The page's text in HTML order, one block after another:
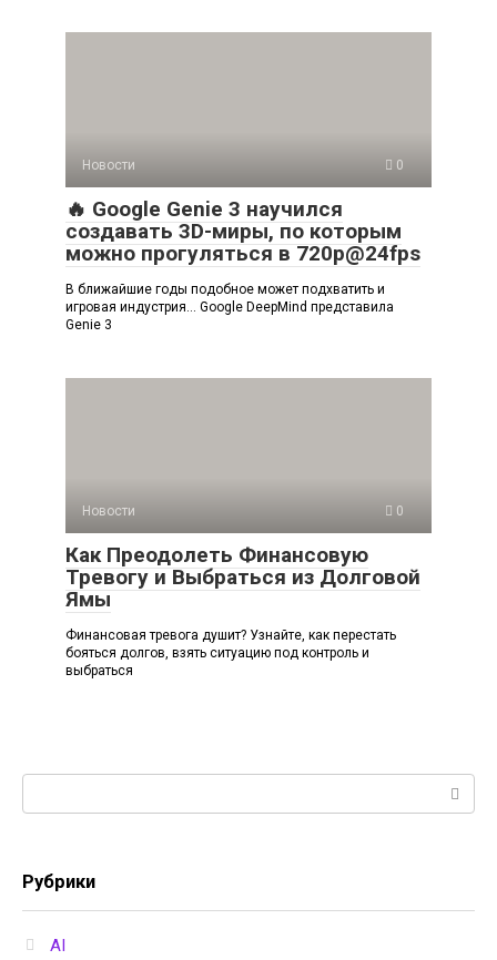
Новости 0
🔥 Google Genie 3 научился
создавать 3D-миры, по которым
можно прогуляться в 720p@24fps
В ближайшие годы подобное может подхватить и
игровая индустрия… Google DeepMind представила
Genie 3
Новости 0
Как Преодолеть Финансовую
Тревогу и Выбраться из Долговой
Ямы
Финансовая тревога душит? Узнайте, как перестать
бояться долгов, взять ситуацию под контроль и
выбраться
Рубрики
AI